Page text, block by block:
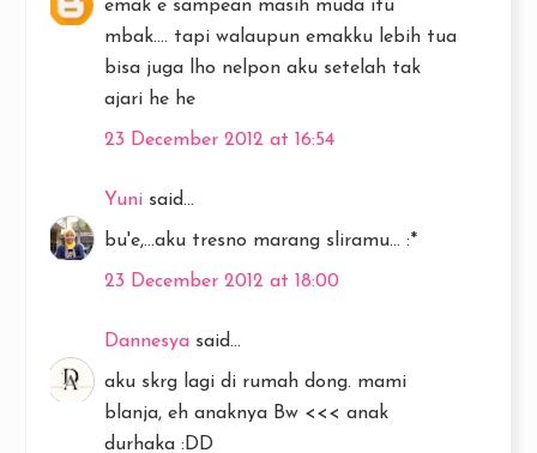
emak e sampean masih muda itu
mbak.... tapi walaupun emakku lebih tua
bisa juga lho nelpon aku setelah tak
ajari he he
23 December 2012 at 16:54
Yuni said...
bu'e,...aku tresno marang sliramu... :*
23 December 2012 at 18:00
Dannesya said...
aku skrg lagi di rumah dong. mami
blanja, eh anaknya Bw <<< anak
durhaka :DD